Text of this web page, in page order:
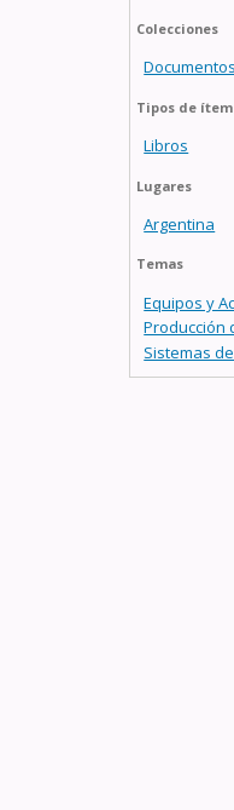
Colecciones
Tipos de ítem
Libros
Lugares
Argentina
Temas
Equipos y
Producción
Sistemas